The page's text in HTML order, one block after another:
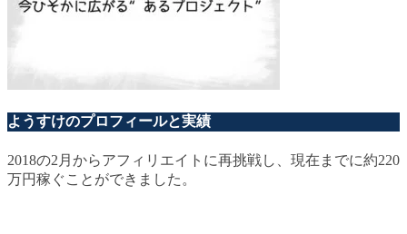
ようすけのプロフィールと実績
2018の2月からアフィリエイトに再挑戦し、現在までに約220
万円稼ぐことができました。